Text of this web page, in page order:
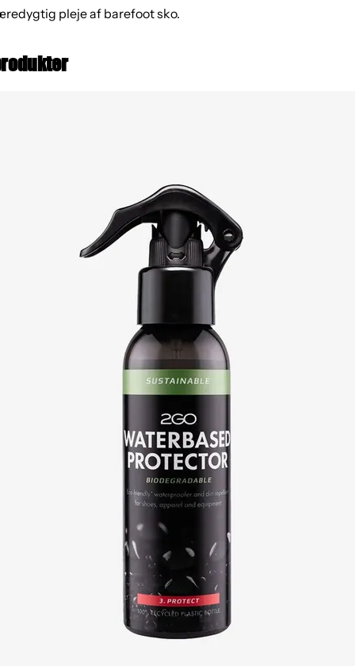
pleje af barefoot sko.